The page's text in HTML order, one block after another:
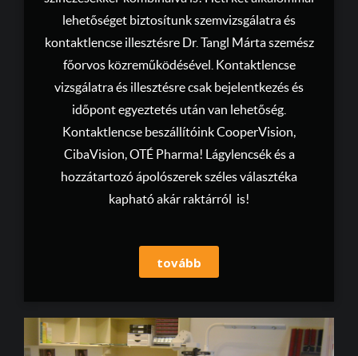
lehetőséget biztosítunk szemvizsgálatra és
kontaktlencse illesztésre Dr. Tangl Márta szemész
főorvos közreműködésével. Kontaktlencse
vizsgálatra és illesztésre csak bejelentkezés és
időpont egyeztetés után van lehetőség.
Kontaktlencse beszállítóink CooperVision,
CibaVision, OTÉ Pharma! Lágylencsék és a
hozzátartozó ápolószerek széles választéka
kapható akár raktárról is!
tovább